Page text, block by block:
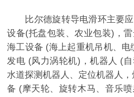
比尔德旋转导电滑环主要
设备(托盘包装、农业包装)，
海工设备 (海上起重机吊机、电
发电 (风力涡轮机)，机器人 (
水道探测机器人、定位机器人
备 (摩天轮、旋转木马、音乐